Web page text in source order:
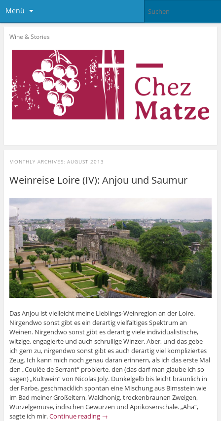
Menü
Wine & Stories
MONTHLY ARCHIVES: AUGUST 2013
Weinreise Loire (IV): Anjou und Saumur
Das Anjou ist vielleicht meine Lieblings-Weinregion an der Loire.
Nirgendwo sonst gibt es ein derartig vielfältiges Spektrum an
Weinen. Nirgendwo sonst gibt es derartig viele individualistische,
witzige, engagierte und auch schrullige Winzer. Aber, und das gebe
ich gern zu, nirgendwo sonst gibt es auch derartig viel kompliziertes
Zeug. Ich kann mich noch genau daran erinnern, als ich das erste Mal
den „Coulée de Serrant“ probierte, den (das darf man glaube ich so
sagen) „Kultwein“ von Nicolas Joly. Dunkelgelb bis leicht bräunlich in
der Farbe, geschmacklich spontan eine Mischung aus Bimsstein wie
im Bad meiner Großeltern, Waldhonig, trockenbraunen Zweigen,
Wurzelgemüse, indischen Gewürzen und Aprikosenschale. „Aha“,
sagte ich mir.Continue reading →